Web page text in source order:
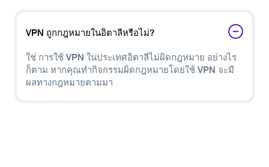
ของคุณ และเลือกเซิร์ฟเวอร์ในอิตาลี
VPN ถูกกฎหมายในอิตาลีหรือไม่?
ใช่ การใช้ VPN ในประเทศอิตาลีไม่ผิดกฎหมาย อย่างไร
ก็ตาม หากคุณทำกิจกรรมผิดกฎหมายโดยใช้ VPN จะมี
ผลทางกฎหมายตามมา